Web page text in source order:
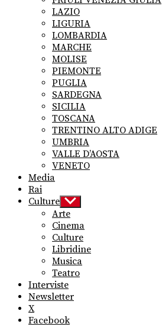
LAZIO
LIGURIA
LOMBARDIA
MARCHE
MOLISE
PIEMONTE
PUGLIA
SARDEGNA
SICILIA
TOSCANA
TRENTINO ALTO ADIGE
UMBRIA
VALLE D’AOSTA
VENETO
Media
Rai
Culture Show
sub
menu
Arte
Cinema
Culture
Libridine
Musica
Teatro
Interviste
Newsletter
X
Facebook